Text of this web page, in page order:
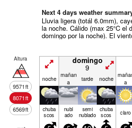
Next 4 days weather
Lluvia ligera (totál 6.0mm),
la noche. Cálido (max 25°C el
domingo por la noche). El
Altura
9571ft
8071ft
6569ft
domingo
9
noche mañan
a
tarde noche
a
chuba
scos
nubl
ado
semi
nublado
chuba
scos claro